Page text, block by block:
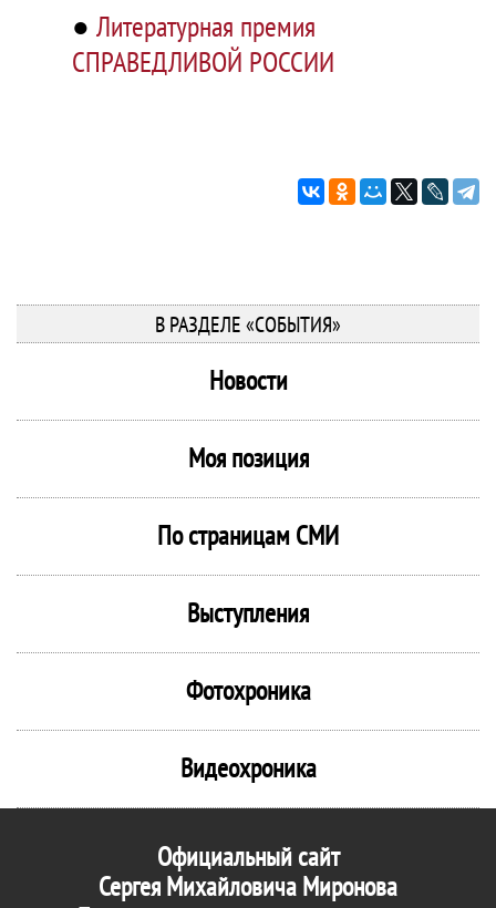
● Литературная премия
СПРАВЕДЛИВОЙ РОССИИ
В РАЗДЕЛЕ «СОБЫТИЯ»
Новости
Моя позиция
По страницам СМИ
Выступления
Фотохроника
Видеохроника
Официальный сайт
Сергея Михайловича Миронова